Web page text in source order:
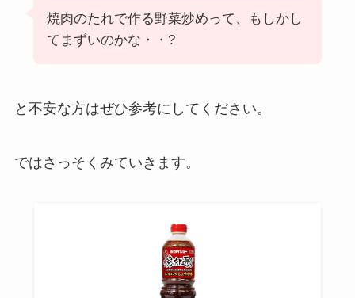
焼肉のたれで作る野菜炒めって、もしかし
てまずいのかな・・?
と不安な方はぜひ参考にしてください。
ではさっそくみていきます。